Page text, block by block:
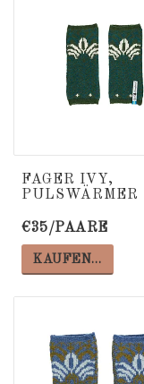
FAGER IVY,
PULSWÄRMER
€35/PAARE
KAUFEN…